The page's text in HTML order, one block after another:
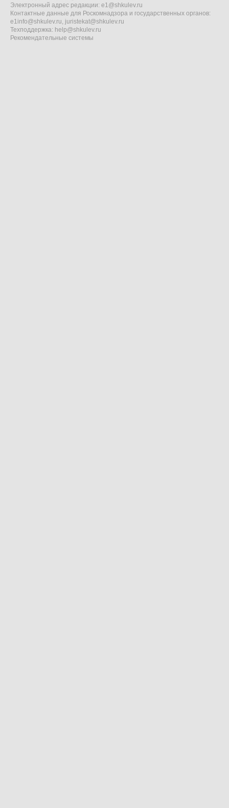
Электронный адрес редакции: e1@shkulev.ru
Контактные данные для Роскомнадзора и государственных органов:
e1info@shkulev.ru, juristekat@shkulev.ru
Техподдержка: help@shkulev.ru
Рекомендательные системы